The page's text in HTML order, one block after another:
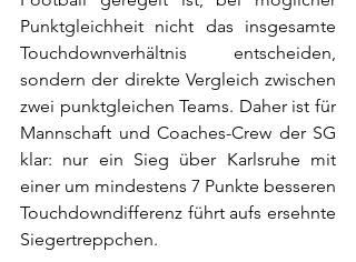
Punktgleichheit nicht das insgesamte
Touchdownverhältnis entscheiden,
sondern der direkte Vergleich zwischen
zwei punktgleichen Teams. Daher ist für
Mannschaft und Coaches-Crew der SG
klar: nur ein Sieg über Karlsruhe mit
einer um mindestens 7 Punkte besseren
Touchdowndifferenz führt aufs ersehnte
Siegertreppchen.